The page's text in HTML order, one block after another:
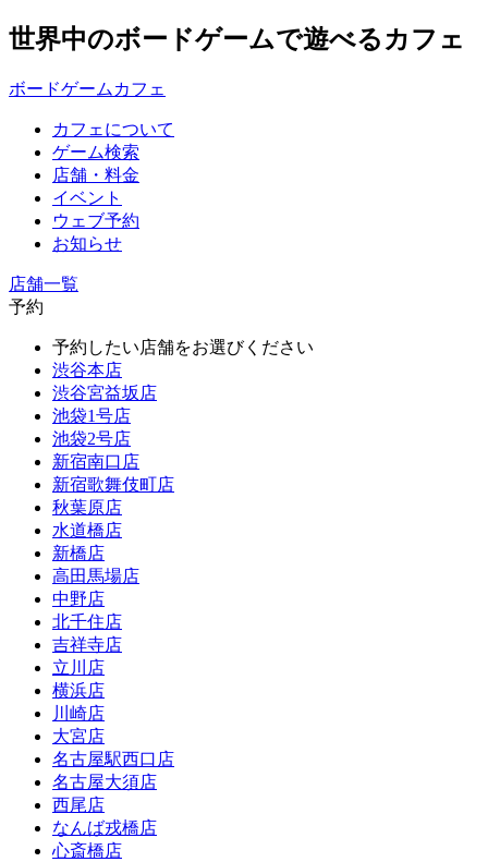
世界中のボードゲームで遊べるカフェ
ボードゲームカフェ
カフェについて
ゲーム検索
店舗・料金
イベント
ウェブ予約
お知らせ
店舗一覧
予約
予約したい店舗をお選びください
渋谷本店
渋谷宮益坂店
池袋1号店
池袋2号店
新宿南口店
新宿歌舞伎町店
秋葉原店
水道橋店
新橋店
高田馬場店
中野店
北千住店
吉祥寺店
立川店
横浜店
川崎店
大宮店
名古屋駅西口店
名古屋大須店
西尾店
なんば戎橋店
心斎橋店